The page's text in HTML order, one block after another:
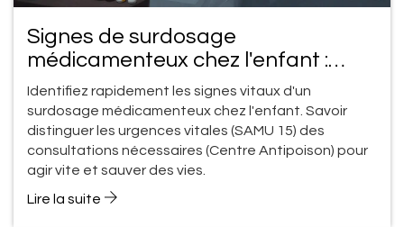
Signes de surdosage
médicamenteux chez l'enfant :
quand appeler les secours ?
Identifiez rapidement les signes vitaux d'un
surdosage médicamenteux chez l'enfant. Savoir
distinguer les urgences vitales (SAMU 15) des
consultations nécessaires (Centre Antipoison) pour
agir vite et sauver des vies.
Lire la suite